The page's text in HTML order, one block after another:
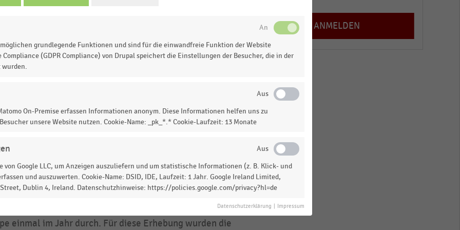
„Expansionstrends 2025“
Institute
Befragung
2022: n = 72; 2023: n = 65; 2024: n = 71; 2025: n = 71.
von 100 Prozent sind rundungsbedingt.
zur Befragung 2025:
einmal im Jahr durch. Für diese Erhebung wurden die
grundlegende Funktionen und sind für die einwandfreie Funktion der Website
(GDPR Compliance) von Drupal speichert die Einstellungen der Besucher, die in der
wurden.
On-Premise erfassen Informationen anonym. Diese Informationen helfen uns zu
unsere Website nutzen. Cookie-Name: _pk_*.* Cookie-Laufzeit: 13 Monate
von Google LLC, um Anzeigen auszuliefern und um statistische Informationen (z. B. Klick- und
und auszuwerten. Cookie-Name: DSID, IDE, Laufzeit: 1 Jahr. Google Ireland Limited,
Street, Dublin 4, Ireland. Datenschutzhinweise: https://policies.google.com/privacy?hl=de
Datenschutzerklärung Impressum